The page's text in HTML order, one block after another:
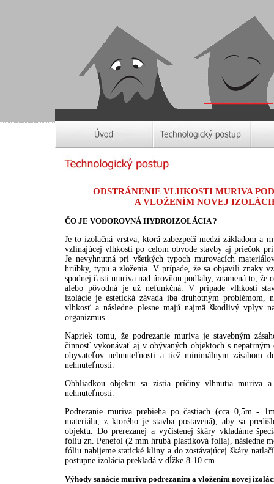
ODSTRÁNENIE VLHKOSTI MURIVA
A VLOŽENÍM NOVEJ
ČO JE VODOROVNÁ HYDROIZOLÁCIA ?
Je to izolačná vrstva, ktorá zabezpečí medzi základom a
vzlínajúcej vlhkosti po celom obvode stavby aj priečok pri
Je nevyhnutná pri všetkých typoch murovacích
hrúbky, typu a zloženia. V prípade, že sa objavili znaky
spodnej časti muriva nad úrovňou podlahy, znamená to, že
alebo pôvodná je už nefunkčná. V prípade vlhkosti
izolácie je estetická závada iba druhotným problémom,
vlhkosť a následne plesne majú najmä škodlivý vplyv
organizmus.
Napriek tomu, že podrezanie muriva je stavebným
činnosť vykonávať aj v obývaných objektoch s nepatrným
obyvateľov nehnuteľnosti a tiež minimálnym zásahom
nehnuteľnosti.
Obhliadkou objektu sa zistia príčiny vlhnutia muriva a
nehnuteľnosti.
Podrezanie muriva prebieha po častiach (cca 0,5m -
materiálu, z ktorého je stavba postavená), aby sa
objektu. Do prerezanej a vyčistenej škáry vkladáme
fóliu zn. Penefol (2 mm hrubá plastiková folia), následne
fóliu nabijeme statické kliny a do zostávajúcej škáry
postupne izolácia prekladá v dĺžke 8-10 cm.
Výhody sanácie muriva podrezaním a vložením novej